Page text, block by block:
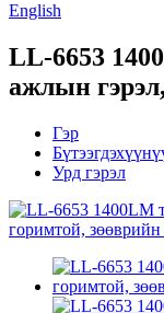
English
LL-6653
ажлын
Гэр
Урд гэрэл